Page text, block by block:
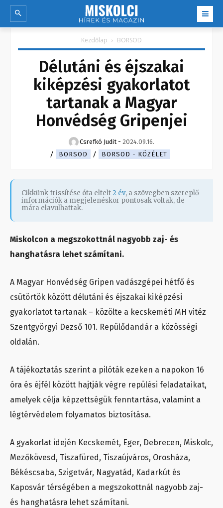
Kezdőlap BORSOD
Délutáni és éjszakai
kiképzési gyakorlatot
tartanak a Magyar
Honvédség Gripenjei
Csrefkó Judit - 2024.09.16.
BORSOD
BORSOD - KÖZÉLET
Cikkünk frissítése óta eltelt2 év, a szövegben szereplő
információk a megjelenéskor pontosak voltak, de
mára elavulhattak.
Miskolcon a megszokottnál nagyobb zaj- és
hanghatásra lehet számítani.
A Magyar Honvédség Gripen vadászgépei hétfő és
csütörtök között délutáni és éjszakai kiképzési
gyakorlatot tartanak – közölte a kecskeméti MH vitéz
Szentgyörgyi Dezső 101. Repülődandár a közösségi
oldalán.
A tájékoztatás szerint a pilóták ezeken a napokon 16
óra és éjfél között hajtják végre repülési feladataikat,
amelyek célja képzettségük fenntartása, valamint a
légtérvédelem folyamatos biztosítása.
A gyakorlat idején Kecskemét, Eger, Debrecen, Miskolc,
Mezőkövesd, Tiszafüred, Tiszaújváros, Orosháza,
Békéscsaba, Szigetvár, Nagyatád, Kadarkút és
Kaposvár térségében a megszokottnál nagyobb zaj-
és hanghatásra lehet számítani.